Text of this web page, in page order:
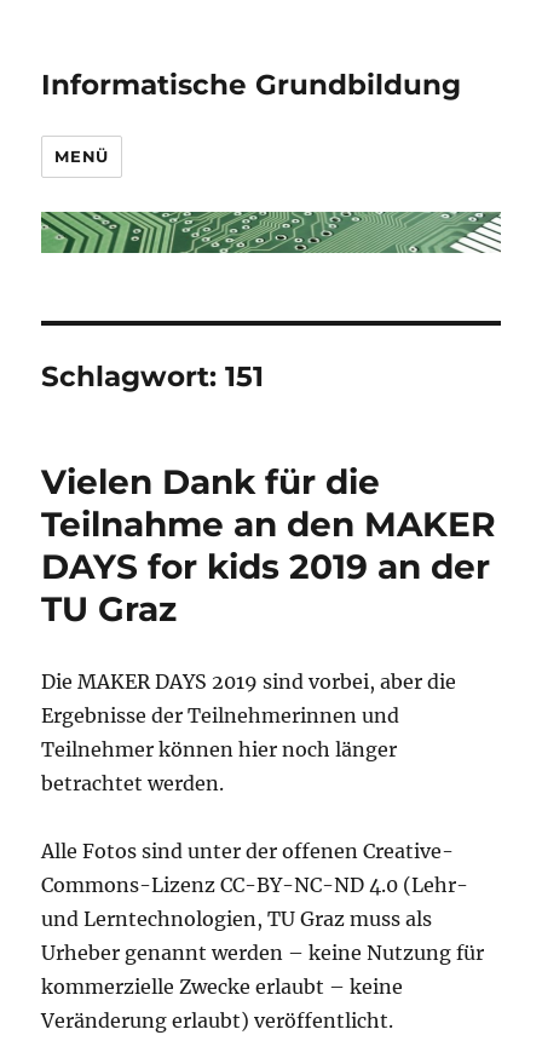
Informatische Grundbildung
MENÜ
Schlagwort:151
Vielen Dank für die
Teilnahme an den MAKER
DAYS for kids 2019 an der
TU Graz
Die MAKER DAYS 2019 sind vorbei, aber die
Ergebnisse der Teilnehmerinnen und
Teilnehmer können hier noch länger
betrachtet werden.
Alle Fotos sind unter der offenen Creative-
Commons-Lizenz CC-BY-NC-ND 4.0 (Lehr-
und Lerntechnologien, TU Graz muss als
Urheber genannt werden – keine Nutzung für
kommerzielle Zwecke erlaubt – keine
Veränderung erlaubt) veröffentlicht.